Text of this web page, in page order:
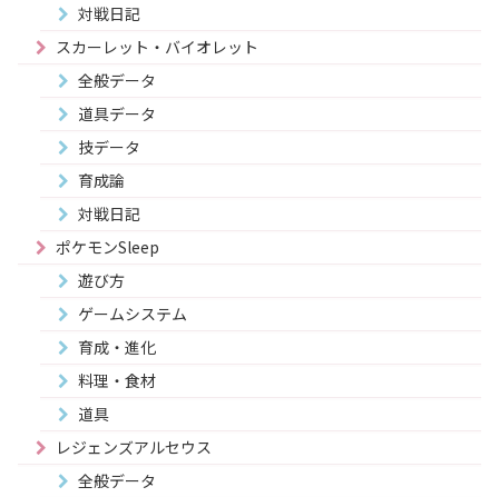
対戦日記
スカーレット・バイオレット
全般データ
道具データ
技データ
育成論
対戦日記
ポケモンSleep
遊び方
ゲームシステム
育成・進化
料理・食材
道具
レジェンズアルセウス
全般データ